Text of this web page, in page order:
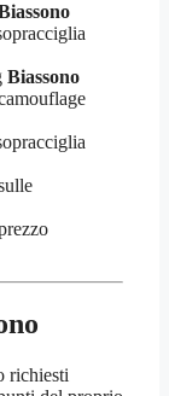
Biassono
richiesti